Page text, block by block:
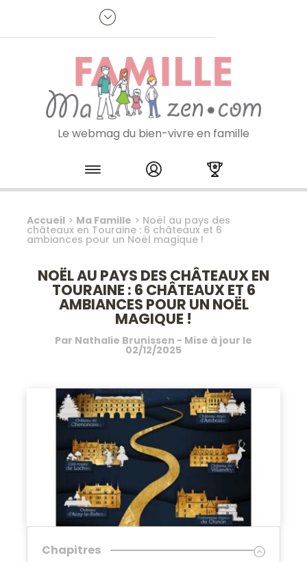
Je m'inscris à la newsletter
Le webmag du bien-vivre en famille
Skip to content
Accueil > Ma Famille > Noël au pays des
châteaux en Touraine : 6 châteaux et 6
ambiances pour un Noël magique !
NOËL AU PAYS DES CHÂTEAUX EN
TOURAINE : 6 CHÂTEAUX ET 6
AMBIANCES POUR UN NOËL
MAGIQUE !
Par Nathalie Brunissen - Mise à jour le
02/12/2025
Chapitres
Panneau de gestion des cookies